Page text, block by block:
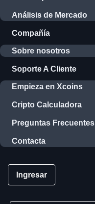
Análisis de Mercado
Compañía
Sobre nosotros
Soporte A Cliente
Empieza en Xcoins
Cripto Calculadora
Preguntas Frecuentes
Contacta
Ingresar